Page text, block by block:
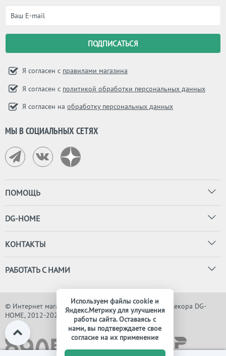
Я согласен с правилами магазина
Я согласен с политикой обработки персональных данных
Я согласен на обработку персональных данных
МЫ В СОЦИАЛЬНЫХ СЕТЯХ
ПОМОЩЬ
DG-HOME
КОНТАКТЫ
РАБОТАТЬ С НАМИ
© Интернет магазин дизайнерской мебели, света и декора DG-
HOME, 2012-2026. Все права защищены
Используем файлы cookie и
Яндекс.Метрику для улучшения
работы сайта. Оставаясь с
нами, вы подтверждаете свое
согласие на их применение